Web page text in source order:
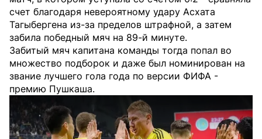
счет благодаря невероятному удару Асхата
Тагыбергена из-за пределов штрафной, а затем
забила победный мяч на 89-й минуте.
Забитый мяч капитана команды тогда попал во
множество подборок и даже был номинирован на
звание лучшего гола года по версии ФИФА -
премию Пушкаша.